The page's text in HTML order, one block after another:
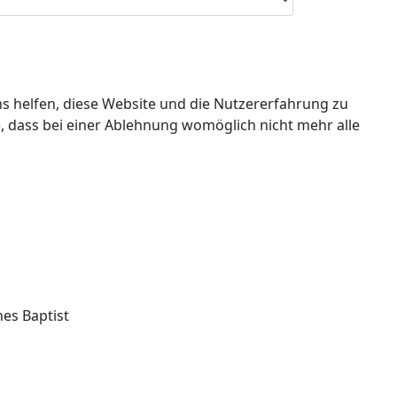
Baptist
helfen, diese Website und die Nutzererfahrung zu
dass bei einer Ablehnung womöglich nicht mehr alle